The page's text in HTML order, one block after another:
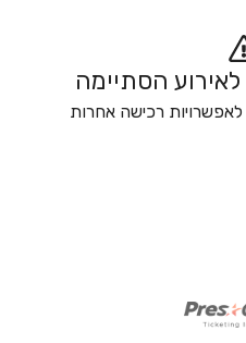
הסתיימה
רכישה אחרות